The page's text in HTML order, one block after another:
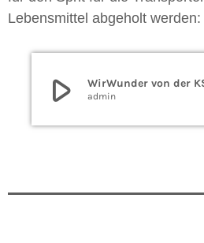
Lebensmittel abgeholt werden:
play_arrow admin